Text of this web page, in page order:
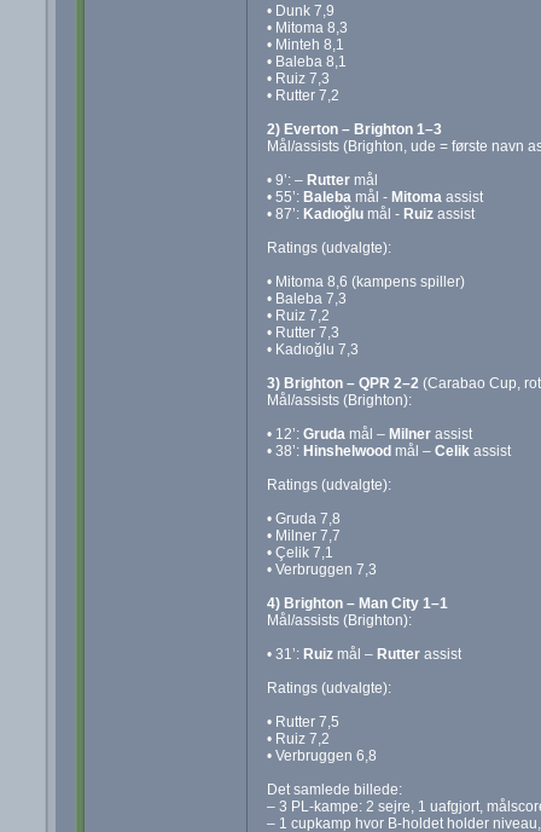
• Dunk 7,9
• Mitoma 8,3
• Minteh 8,1
• Baleba 8,1
• Ruiz 7,3
• Rutter 7,2
2) Everton – Brighton 1–3
Mål/assists (Brighton, ude = første navn
• 9’: – Ruttermål
• 55’: Baleba mål - Mitoma assist
• 87’: Kadıoğlumål - Ruizassist
Ratings (udvalgte):
• Mitoma 8,6 (kampens spiller)
• Baleba 7,3
• Ruiz 7,2
• Rutter 7,3
• Kadıoğlu 7,3
3) Brighton – QPR 2–2 (Carabao Cup,
Mål/assists (Brighton):
• 12’: Gruda mål – Milnerassist
• 38’: Hinshelwoodmål – Celik assist
Ratings (udvalgte):
• Gruda 7,8
• Milner 7,7
• Çelik 7,1
• Verbruggen 7,3
4) Brighton – Man City 1–1
Mål/assists (Brighton):
• 31’: Ruizmål – Rutterassist
Ratings (udvalgte):
• Rutter 7,5
• Ruiz 7,2
• Verbruggen 6,8
Det samlede billede:
– 3 PL‑kampe: 2 sejre, 1 uafgjort,
– 1 cupkamp hvor B‑holdet holder